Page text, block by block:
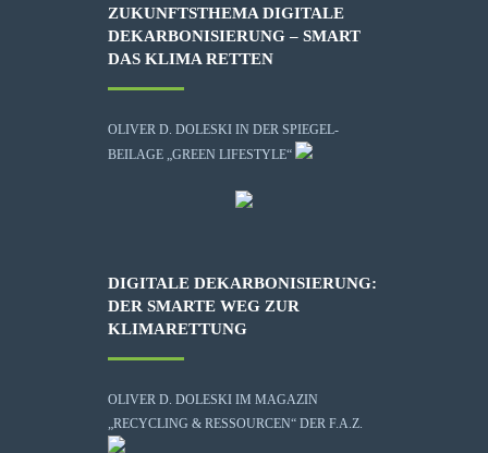
ZUKUNFTSTHEMA DIGITALE
DEKARBONISIERUNG – SMART
DAS KLIMA RETTEN
OLIVER D. DOLESKI IN DER SPIEGEL-
BEILAGE „GREEN LIFESTYLE“
DIGITALE DEKARBONISIERUNG:
DER SMARTE WEG ZUR
KLIMARETTUNG
OLIVER D. DOLESKI IM MAGAZIN
„RECYCLING & RESSOURCEN“ DER F.A.Z.